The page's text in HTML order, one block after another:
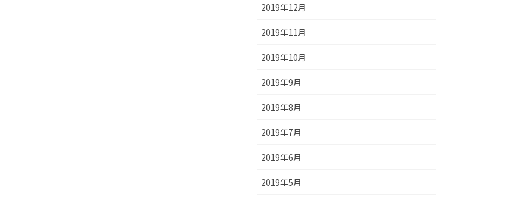
2019年12月
2019年11月
2019年10月
2019年9月
2019年8月
2019年7月
2019年6月
2019年5月